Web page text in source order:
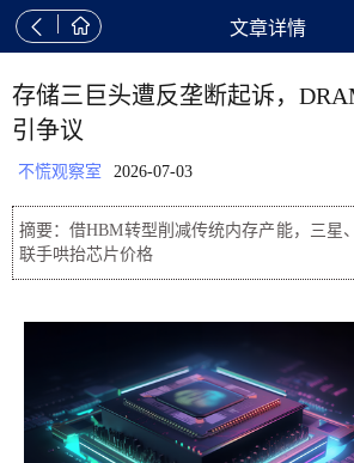
  文章详情
存储三巨头遭反垄断起诉，
引争议
不慌观察室 2026-07-03
摘要：借HBM转型削减传统内存产能，三星
联手哄抬芯片价格